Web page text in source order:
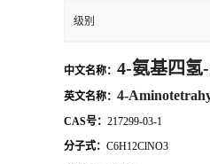
级别
中文名称： 4-氨基四氢
英文名称： 4-
CAS号： 217299-03-1
分子式： C6H12ClNO3